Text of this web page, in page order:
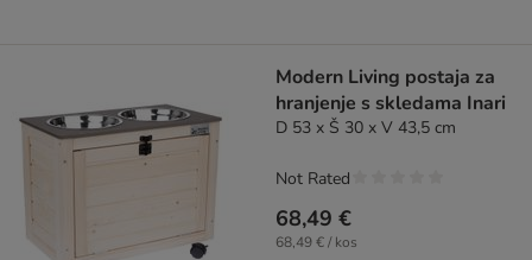
Modern Living postaja za
hranjenje s skledama Inari
D 53 x Š 30 x V 43,5 cm
68,49 €
68,49 € / kos
Not Rated